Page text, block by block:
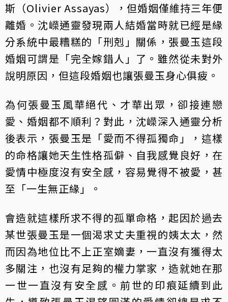
斯（Olivier Assayas），但婚姻僅維持三年便
離婚。沈嶸通靈發現兩人結婚當時就已經是緣
分系統中最糟糕的「刑剋」關係，張曼玉這段
婚姻可謂是「完全嫁錯人」了。雖然從未對外
說明原因，但這段婚姻也讓張曼玉身心俱疲。
為何張曼玉風華絕代、才華出眾，卻接連戀
愛、婚姻都不順利？對此，沈嶸深入通靈分析
後表示，張曼玉是「愛而不得孤獨命」，這樣
的命格讓她天生性格孤僻、自我感覺良好，在
愛情中極度沒有安全感，容易覺得不被愛，甚
至「一生無正緣」。
會造就這樣所求不得的孤單命格，起因於過去
某世張曼玉是一個渴求丈夫重視的姨太太，然
而因為地位比不上正室嫡妻，一直沒有獲得太
多關注，也沒有足夠的權力掌家，造就她在那
一世一直沒有安全感。前世的印痕延續到此